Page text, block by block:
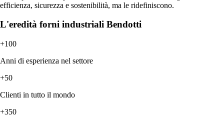
efficienza, sicurezza e sostenibilità, ma le ridefiniscono.
L'eredità forni industriali Bendotti
+100
Anni di esperienza nel settore
+50
Clienti in tutto il mondo
+350